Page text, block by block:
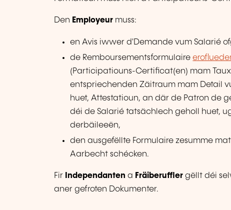
Den Employeur muss:
en Avis iwwer d'Demande vum Salarié
de Remboursementsformulaire
(Participatiouns-Certificat(en) mam
entspriechenden Zäitraum mam Detail
huet, Attestatioun, an där de Patron de
déi de Salarié tatsächlech geholl huet,
derbäileeën,
den ausgefëllte Formulaire zesumme
Aarbecht schécken.
Fir Independanten a Fräiberuffler gëllt déi
aner gefroten Dokumenter.